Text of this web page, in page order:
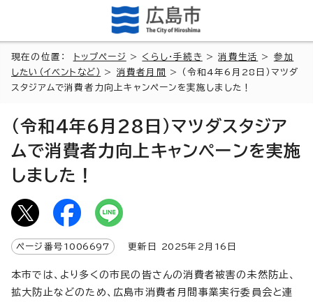
現在の位置： トップページ > くらし・手続き >消費生活 > 参加
したい（イベントなど）
> 消費者月間
> （令和4年6月28日）マツダ
スタジアムで消費者力向上キャンペーンを実施しました！
（令和4年6月28日）マツダスタジア
ムで消費者力向上キャンペーンを実施
しました！
ページ番号 1006697 更新日 2025年2月 16 日
本市では、より多くの市民の皆さんの消費者被害の未然防止、
拡大防止などのため、広島市消費者月間事業実行委員会と連